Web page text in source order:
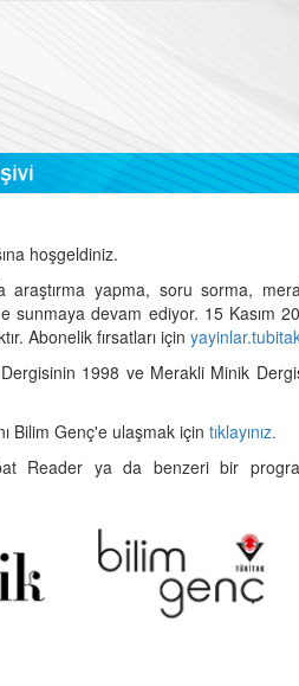
hoşgeldiniz.
araştırma yapma, soru sorma,
sunmaya devam ediyor. 15
Abonelik fırsatları için
1998 ve Merakli Minik
Bilim Genç'e ulaşmak için tıklayınız.
Reader ya da benzeri bir